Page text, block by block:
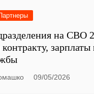
на СВО
зарплаты
09/05/2026